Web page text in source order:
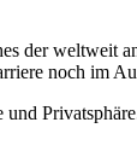
der weltweit
noch im